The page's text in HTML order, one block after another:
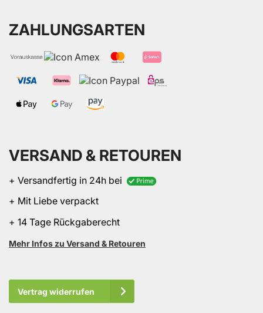
ZAHLUNGSARTEN
VERSAND & RETOUREN
+ Versandfertig in 24h bei
+ Mit Liebe verpackt
+ 14 Tage Rückgaberecht
Mehr Infos zu Versand & Retouren
Vertrag widerrufen